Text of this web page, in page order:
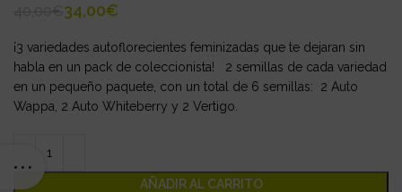
34,00€
¡3 variedades autoflorecientes feminizadas que te dejaran sin
habla en un pack de coleccionista! 2 semillas de cada variedad
en un pequeño paquete, con un total de 6 semillas: 2 Auto
Wappa, 2 Auto Whiteberry y 2 Vertigo.
AÑADIR AL CARRITO